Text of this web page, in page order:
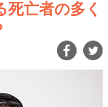
亡者の多く